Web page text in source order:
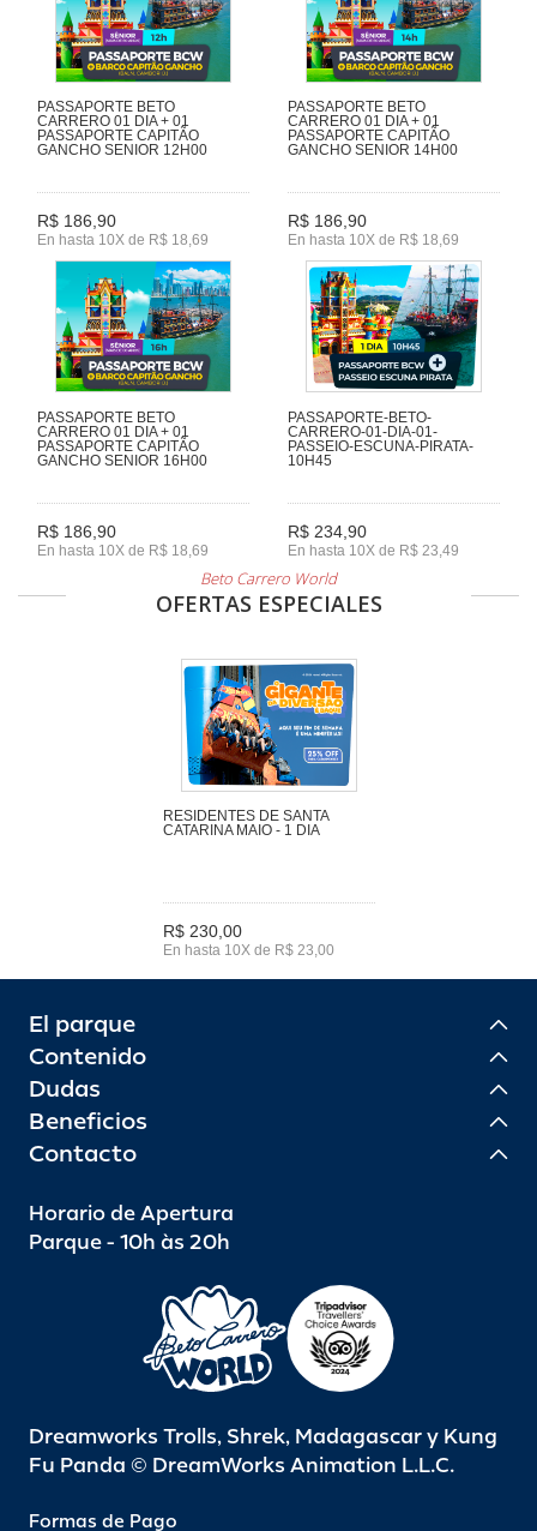
PASSAPORTE BETO
CARRERO 01 DIA + 01
PASSAPORTE CAPITÃO
GANCHO SENIOR 12H00
R$ 186,90
En hasta 10X de R$ 18,69
PASSAPORTE BETO
CARRERO 01 DIA + 01
PASSAPORTE CAPITÃO
GANCHO SENIOR 14H00
R$ 186,90
En hasta 10X de R$ 18,69
PASSAPORTE BETO
CARRERO 01 DIA + 01
PASSAPORTE CAPITÃO
GANCHO SENIOR 16H00
R$ 186,90
En hasta 10X de R$ 18,69
PASSAPORTE-BETO-
CARRERO-01-DIA-01-
PASSEIO-ESCUNA-PIRATA-
10H45
R$ 234,90
En hasta 10X de R$ 23,49
Beto Carrero World
OFERTAS ESPECIALES
RESIDENTES DE SANTA
CATARINA MAIO - 1 DIA
R$ 230,00
En hasta 10X de R$ 23,00
El parque
Contenido
Dudas
Beneficios
Contacto
Horario de Apertura
Parque - 10h às 20h
Dreamworks Trolls, Shrek, Madagascar y Kung
Fu Panda © DreamWorks Animation L.L.C.
Formas de Pago